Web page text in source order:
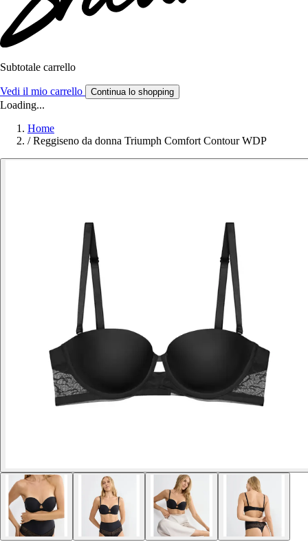
Subtotale carrello
Vedi il mio carrello Continua lo shopping
Loading...
Home
/ Reggiseno da donna Triumph Comfort Contour WDP